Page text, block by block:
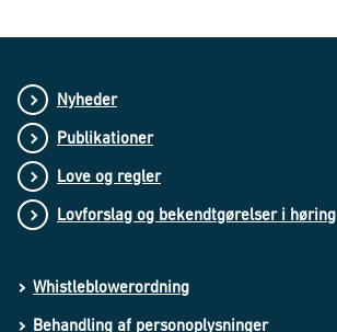
Nyheder
Publikationer
Love og regler
Lovforslag og bekendtgørelser i høring
Whistleblowerordning
Behandling af personoplysninger